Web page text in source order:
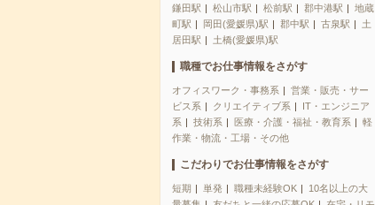
鎌田駅 松山市駅 松前駅 郡中港駅
地蔵
町駅
岡田(愛媛県)駅 郡中駅 古泉駅
土
居田駅
土橋(愛媛県)駅
職種でお仕事情報をさがす
オフィスワーク・事務系
営業・販売・サー
ビス系
クリエイティブ系
IT・エンジニア
系
技術系 医療・介護・福祉・教育系
軽
作業・物流・工場・その他
こだわりでお仕事情報をさがす
短期 単発 職種未経験OK
10名以上の大